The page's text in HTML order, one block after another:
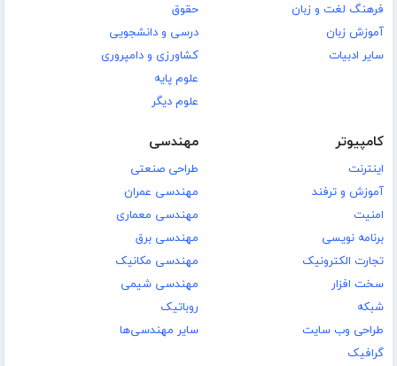
فرهنگ لغت و زبان
آموزش زبان
سایر ادبیات
حقوق
درسی و دانشجویی
کشاورزی و دامپروری
علوم پایه
علوم دیگر
کامپیوتر
اینترنت
آموزش و ترفند
امنیت
برنامه نویسی
تجارت الکترونیک
سخت افزار
شبکه
طراحی وب سایت
گرافیک
مهندسی
طراحی صنعتی
مهندسی عمران
مهندسی معماری
مهندسی برق
مهندسی مکانیک
مهندسی شیمی
روباتیک
سایر مهندسی‌ها